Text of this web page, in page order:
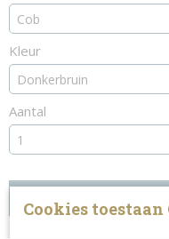
Kleur
Aantal
Cookies toestaan